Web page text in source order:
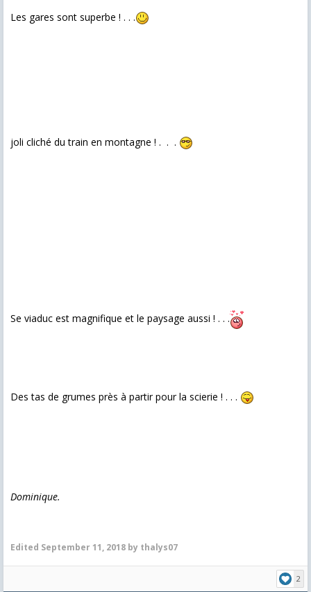
Les gares sont superbe ! . . .
joli cliché du train en montagne ! . . .
Se viaduc est magnifique et le paysage aussi ! . . .
Des tas de grumes près à partir pour la scierie ! . . .
Dominique.
Edited September 11, 2018 by thalys07
2